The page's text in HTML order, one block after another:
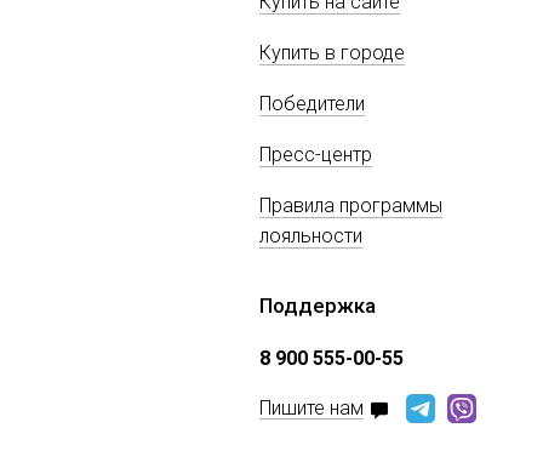
Купить в городе
Победители
Пресс-центр
Правила программы
лояльности
Поддержка
8 900 555-00-55
Пишите нам